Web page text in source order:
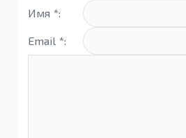
Имя *:
Email *: